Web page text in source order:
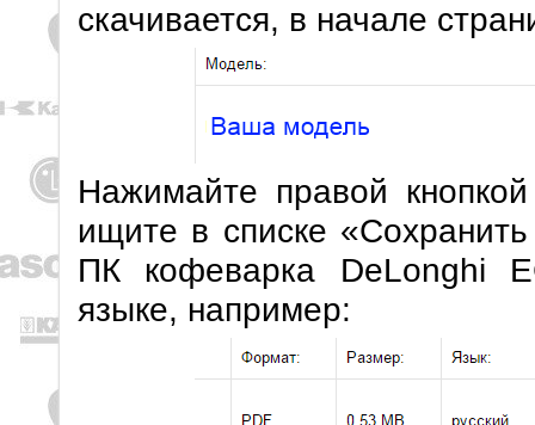
скачивается, в начале
Нажимайте правой
ищите в списке
ПК кофеварка DeLonghi
языке, например: